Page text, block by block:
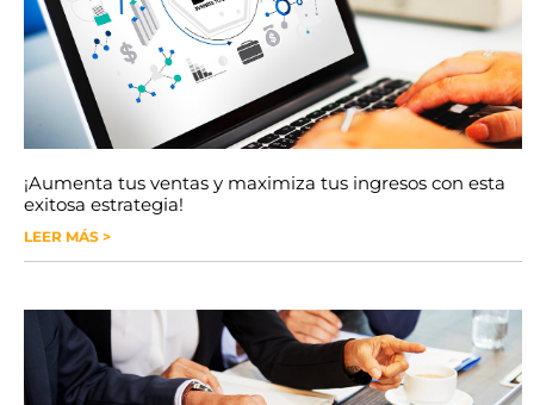
¡Aumenta tus ventas y maximiza tus ingresos con esta
exitosa estrategia!
LEER MÁS >